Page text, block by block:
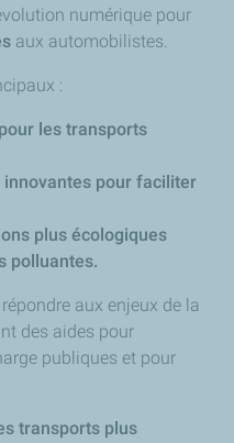
numérique pour
aux automobilistes.
:
les transports
pour faciliter
plus écologiques
polluantes.
aux enjeux de la
des aides pour
publiques et pour
transports plus